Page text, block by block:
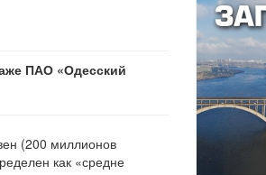
ПАО «Одесский
(200 миллионов
как «средне